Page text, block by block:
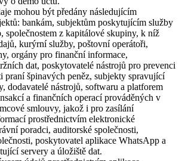
mohou být předány následujícím
bankám, subjektům poskytujícím služby
společnostem z kapitálové skupiny, k níž
kurýrní služby, poštovní operátoři,
orgány pro finanční informace,
dat, poskytovatelé nástrojů pro prevenci
praní špinavých peněz, subjekty spravující
dodavatelé nástrojů, softwaru a platforem
a finančních operací prováděných v
smlouvy, jakož i pro zasílání
prostřednictvím elektronické
poradci, auditorské společnosti,
poskytovatel aplikace WhatsApp a
servery a úložiště dat.